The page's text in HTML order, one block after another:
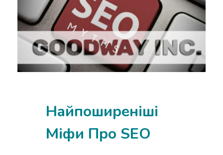
Найпоширеніші
Міфи Про SEO